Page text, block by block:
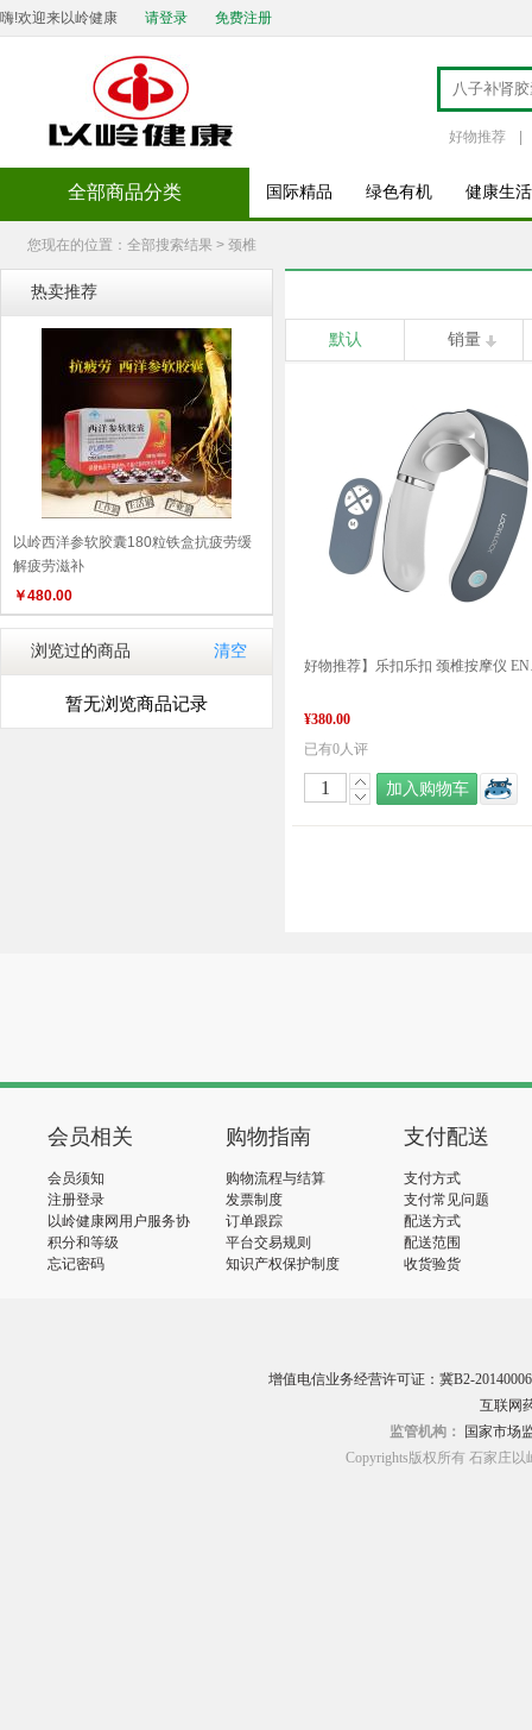
嗨!欢迎来以岭健康 请登录 免费注册
好物推荐
全部商品分类 国际精品 绿色有机 健康生活
您现在的位置：全部搜索结果 > 颈椎
热卖推荐
以岭西洋参软胶囊180粒铁盒抗疲劳缓
解疲劳滋补
￥480.00
浏览过的商品 清空
暂无浏览商品记录
默认 销量
好物推
¥380.00
已有0人评
加入购物车
会员相关
会员须知
注册登录
以岭健康网用户服务协
议
积分和等级
忘记密码
购物指南
购物流程与结算
发票制度
订单跟踪
平台交易规则
知识产权保护制度
支付配送
支付方式
支付常见问题
配送方式
配送范围
收货验货
增值电信业务经营许可证：冀B2-20140006
互联网
监管机构：
国家市场
Copyrights版权所有 石家庄